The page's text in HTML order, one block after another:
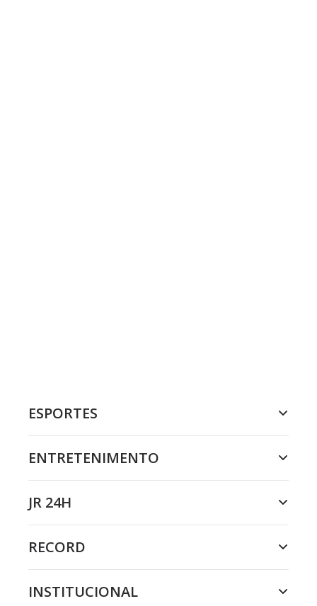
ESPORTES
ENTRETENIMENTO
JR 24H
RECORD
INSTITUCIONAL